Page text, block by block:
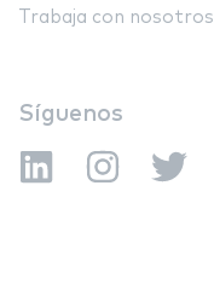
Trabaja con nosotros
Síguenos